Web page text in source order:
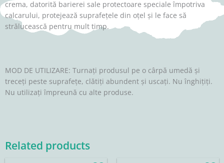
crema, datorită barierei sale protectoare speciale împotriva
calcarului, protejează suprafețele din oțel și le face să
strălucească pentru mult timp.
MOD DE UTILIZARE: Turnați produsul pe o cârpă umedă și
treceți peste suprafețe, clătiți abundent și uscați. Nu înghițiți.
Nu utilizați împreună cu alte produse.
Related products